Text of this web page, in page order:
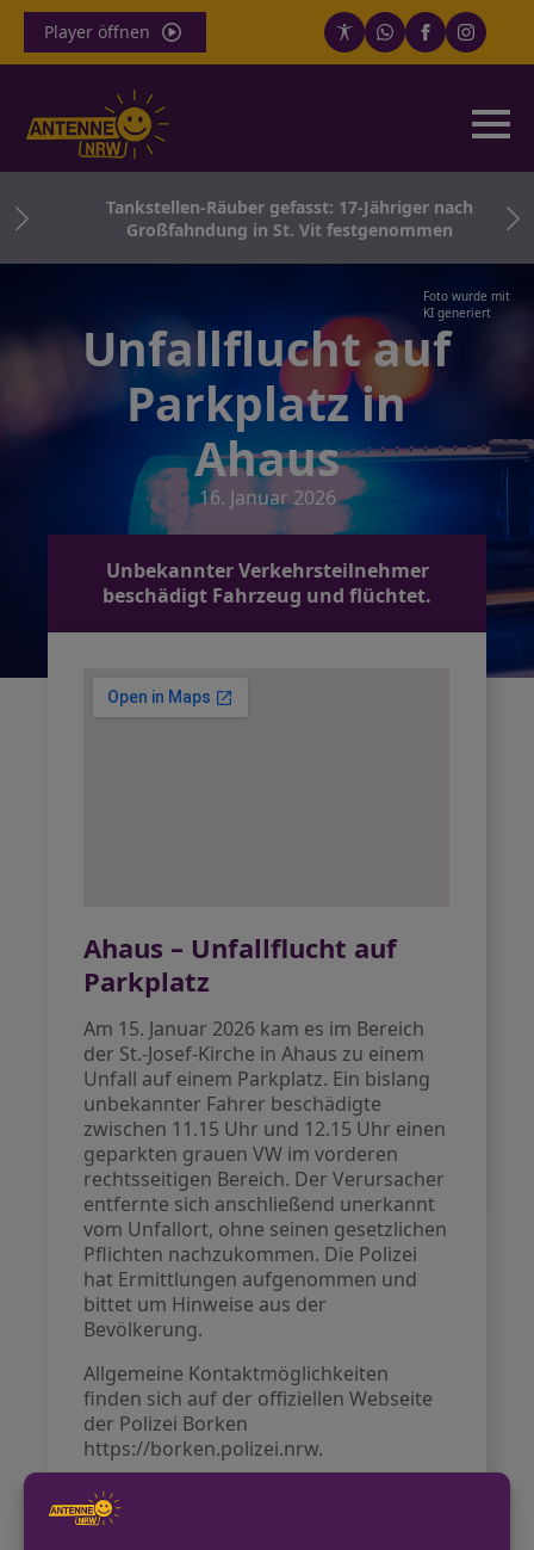
Player öffnen
Tankstellen-Räuber gefasst: 17-Jähriger nach
Großfahndung in St. Vit festgenommen
Foto wurde mit
KI generiert
Unfallflucht auf
Parkplatz in
Ahaus
16. Januar 2026
Unbekannter Verkehrsteilnehmer
beschädigt Fahrzeug und flüchtet.
Ahaus – Unfallflucht auf
Parkplatz
Am 15. Januar 2026 kam es im Bereich
der St.-Josef-Kirche in Ahaus zu einem
Unfall auf einem Parkplatz. Ein bislang
unbekannter Fahrer beschädigte
zwischen 11.15 Uhr und 12.15 Uhr einen
geparkten grauen VW im vorderen
rechtsseitigen Bereich. Der Verursacher
entfernte sich anschließend unerkannt
vom Unfallort, ohne seinen gesetzlichen
Pflichten nachzukommen. Die Polizei
hat Ermittlungen aufgenommen und
bittet um Hinweise aus der
Bevölkerung.
Allgemeine Kontaktmöglichkeiten
finden sich auf der offiziellen Webseite
der Polizei Borken
https://borken.polizei.nrw.